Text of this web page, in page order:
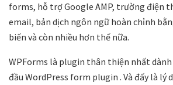
forms, hỗ trợ Google AMP, trường điện
email, bản dịch ngôn ngữ hoàn chỉnh
biến và còn nhiều hơn thế nữa.
WPForms là plugin thân thiện nhất
đầu WordPress form plugin . Và đấy là lý